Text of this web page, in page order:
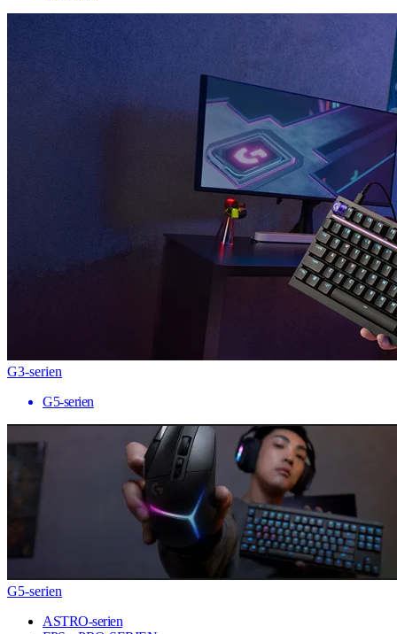
G3-serien
G5-serien
G5-serien
ASTRO-serien